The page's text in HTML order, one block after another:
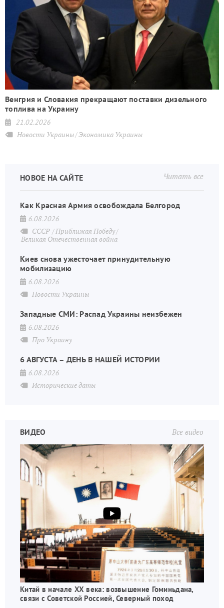
Венгрия и Словакия прекращают поставки дизельного
топлива на Украину
21.02.2026
Новости Украины Экономика Украины
Читать все
НОВОЕ НА САЙТЕ
Как Красная Армия освобождала Белгород
6.08.2026
СССР Приближая Победу
Великая Отечественная война
Киев снова ужесточает принудительную
мобилизацию
6.08.2026
Новости Украины
Западные СМИ: Распад Украины неизбежен
6.08.2026
Про Украину
6 АВГУСТА – ДЕНЬ В НАШЕЙ ИСТОРИИ
6.08.2026
Исторические даты
Все видео
ВИДЕО
Китай в начале XX века: возвышение Гоминьдана,
связи с Советской Россией, Северный поход